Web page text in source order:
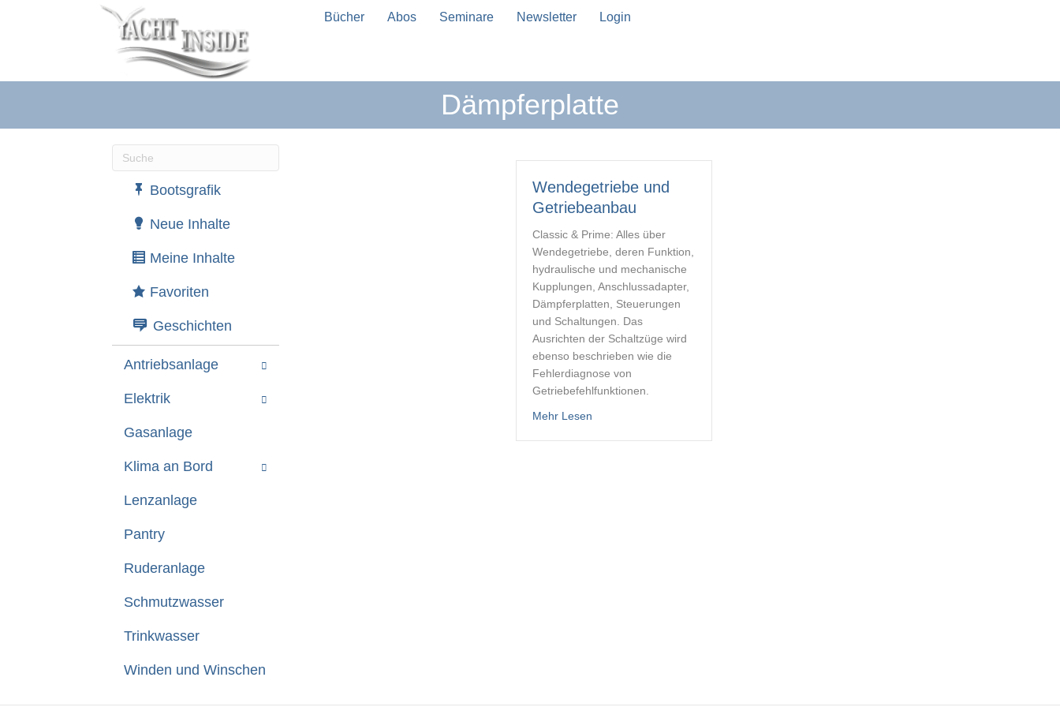
Bücher Abos Seminare Newsletter Login
Dämpferplatte
Wenn die Ergebnisse der automatischen Vervollständigung verfügbar sind, benutze die Pfeile nach oben und unten, um sie zu überprüfen, und die
Bootsgrafik
Neue Inhalte
Meine Inhalte
Favoriten
Geschichten
Antriebsanlage
Elektrik
Gasanlage
Klima an Bord
Lenzanlage
Pantry
Ruderanlage
Schmutzwasser
Trinkwasser
Winden und Winschen
Wendegetriebe und
Getriebeanbau
Classic & Prime: Alles über
Wendegetriebe, deren Funktion,
hydraulische und mechanische
Kupplungen, Anschlussadapter,
Dämpferplatten, Steuerungen
und Schaltungen. Das
Ausrichten der Schaltzüge wird
ebenso beschrieben wie die
Fehlerdiagnose von
Getriebefehlfunktionen.
Mehr Lesenabout Wendegetriebe und Getriebeanbau